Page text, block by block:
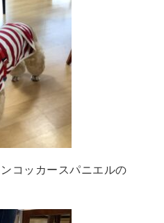
コッカースパニエルの